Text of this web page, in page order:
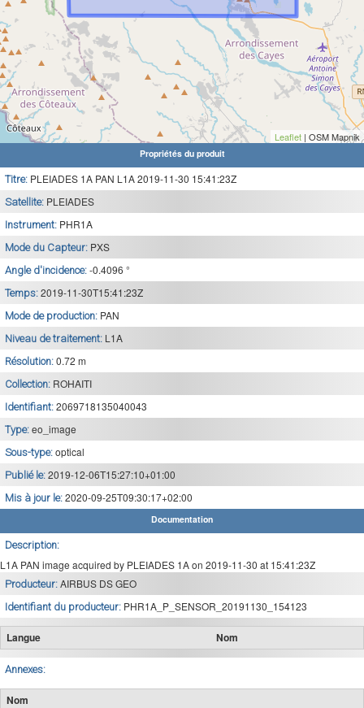
Leaflet | OSM Mapnik
Propriétés du produit
Titre: PLEIADES 1A PAN L1A 2019-11-30 15:41:23Z
Satellite: PLEIADES
Instrument: PHR1A
Mode du Capteur: PXS
Angle d'incidence: -0.4096 °
Temps: 2019-11-30T15:41:23Z
Mode de production: PAN
Niveau de traitement: L1A
Résolution: 0.72 m
Collection: ROHAITI
Identifiant: 2069718135040043
Type: eo_image
Sous-type: optical
Publié le: 2019-12-06T15:27:10+01:00
Mis à jour le: 2020-09-25T09:30:17+02:00
Documentation
Description:
L1A PAN image acquired by PLEIADES 1A on 2019-11-30 at 15:41:23Z
Producteur: AIRBUS DS GEO
Identifiant du producteur: PHR1A_P_SENSOR_20191130_154123
Langue Nom
Annexes:
Nom